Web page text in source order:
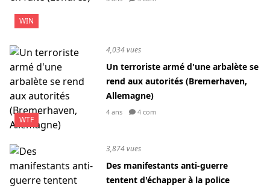
WIN
WTF
4,034 vues
Un terroriste armé d'une arbalète se
rend aux autorités (Bremerhaven,
Allemagne)
4 ans 4 com
3,874 vues
Des manifestants anti-guerre
tentent d'échapper à la police